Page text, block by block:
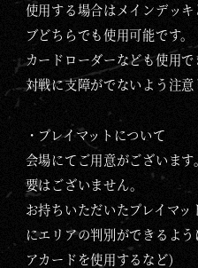
使用する場合はメインデッ
ブどちらでも使用可能です。
カードローダーなども使用
対戦に支障がでないよう注意
・プレイマットについて
会場にてご用意がございま
要はございません。
お持ちいただいたプレイマ
にエリアの判別ができるよ
アカードを使用するなど)